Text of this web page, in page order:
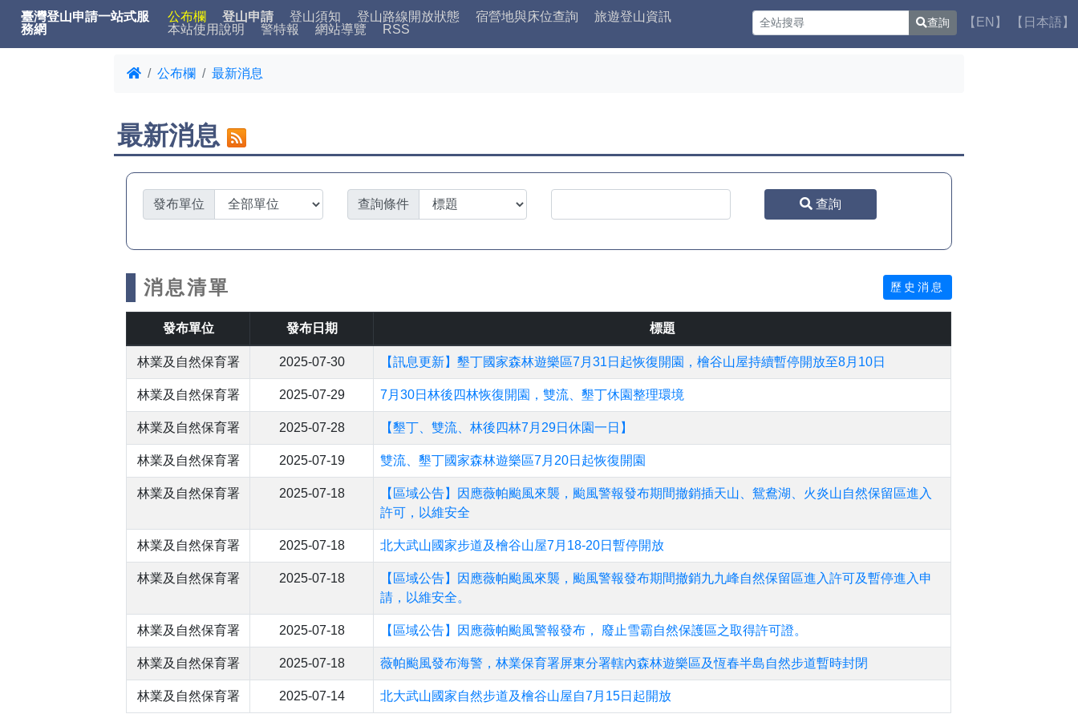
查詢 【EN】 【日本語】
臺灣登山申請一站式服
務網
公布欄 登山申請 登山須知 登山路線開放狀態 宿營地與床位查詢
旅遊登山資訊
本站使用說明
警特報 網站導覽 RSS
公布欄 最新消息
最新消息
發布單位 查詢條件 查詢
歷史消息
消息清單
發布單位 發布日期 標題
林業及自然保育署 2025-07-30 【訊息更新】墾丁國家森林遊樂區7月31日起恢復開園，檜谷山屋持續暫停開放至8月10日
林業及自然保育署 2025-07-29 7月30日林後四林恢復開園，雙流、墾丁休園整理環境
林業及自然保育署 2025-07-28 【墾丁、雙流、林後四林7月29日休園一日】
林業及自然保育署 2025-07-19 雙流、墾丁國家森林遊樂區7月20日起恢復開園
林業及自然保育署 2025-07-18
【區域公告】因應薇帕颱風來襲，颱風警報發布期間撤銷插天山、鴛鴦湖、火炎山自然保留區進入
許可，以維安全
林業及自然保育署 2025-07-18 北大武山國家步道及檜谷山屋7月18-20日暫停開放
林業及自然保育署 2025-07-18
【區域公告】因應薇帕颱風來襲，颱風警報發布期間撤銷九九峰自然保留區進入許可及暫停進入申
請，以維安全。
林業及自然保育署 2025-07-18 【區域公告】因應薇帕颱風警報發布， 廢止雪霸自然保護區之取得許可證。
林業及自然保育署 2025-07-18 薇帕颱風發布海警，林業保育署屏東分署轄內森林遊樂區及恆春半島自然步道暫時封閉
林業及自然保育署 2025-07-14 北大武山國家自然步道及檜谷山屋自7月15日起開放